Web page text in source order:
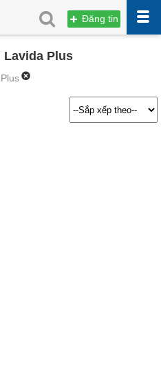
Đăng tin
Lavida Plus